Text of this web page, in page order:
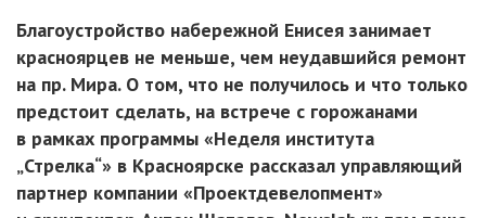
Благоустройство набережной Енисея занимает
красноярцев не меньше, чем неудавшийся ремонт
на пр. Мира. О том, что не получилось и что только
предстоит сделать, на встрече с горожанами
в рамках программы «Неделя института
„Стрелка“» в Красноярске рассказал управляющий
партнер компании «Проектдевелопмент»